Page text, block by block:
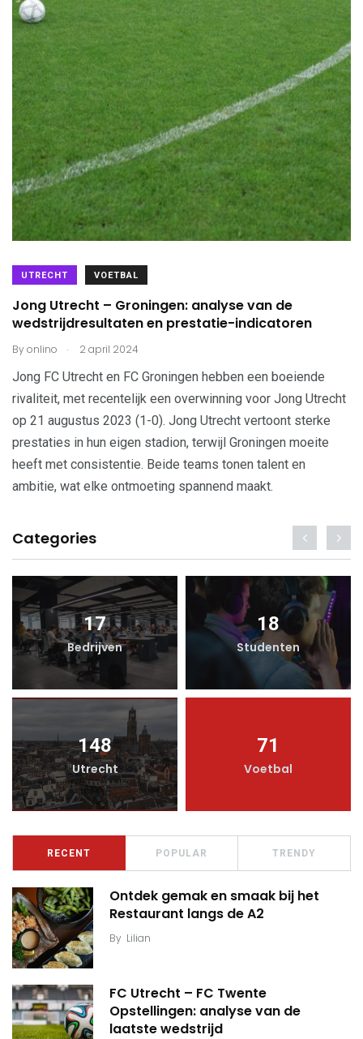
UTRECHT VOETBAL
Jong Utrecht – Groningen: analyse van de
wedstrijdresultaten en prestatie-indicatoren
Byonlino . 2 april 2024
Jong FC Utrecht en FC Groningen hebben een boeiende
rivaliteit, met recentelijk een overwinning voor Jong Utrecht
op 21 augustus 2023 (1-0). Jong Utrecht vertoont sterke
prestaties in hun eigen stadion, terwijl Groningen moeite
heeft met consistentie. Beide teams tonen talent en
ambitie, wat elke ontmoeting spannend maakt.
Categories
17
Bedrijven
18
Studenten
148
Utrecht
71
Voetbal
RECENT POPULAR TRENDY
Ontdek gemak en smaak bij het
Restaurant langs de A2
By Lilian
FC Utrecht – FC Twente
Opstellingen: analyse van de
laatste wedstrijd